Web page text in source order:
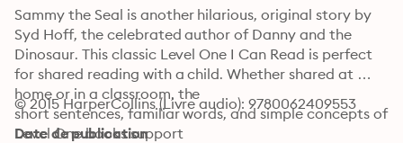
Sammy the Seal is another hilarious, original story by
Syd Hoff, the celebrated author of Danny and the
Dinosaur. This classic Level One I Can Read is perfect
for shared reading with a child. Whether shared at
home or in a classroom, the
short sentences, familiar words, and simple concepts of
Level One books support
© 2015 HarperCollins (Livre audio): 9780062409553
Date de publication